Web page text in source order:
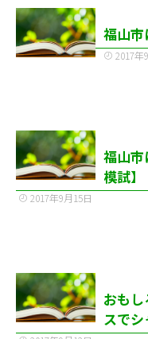
福山
2017年
福山
模試】
2017年9月15日
おも
スでシ